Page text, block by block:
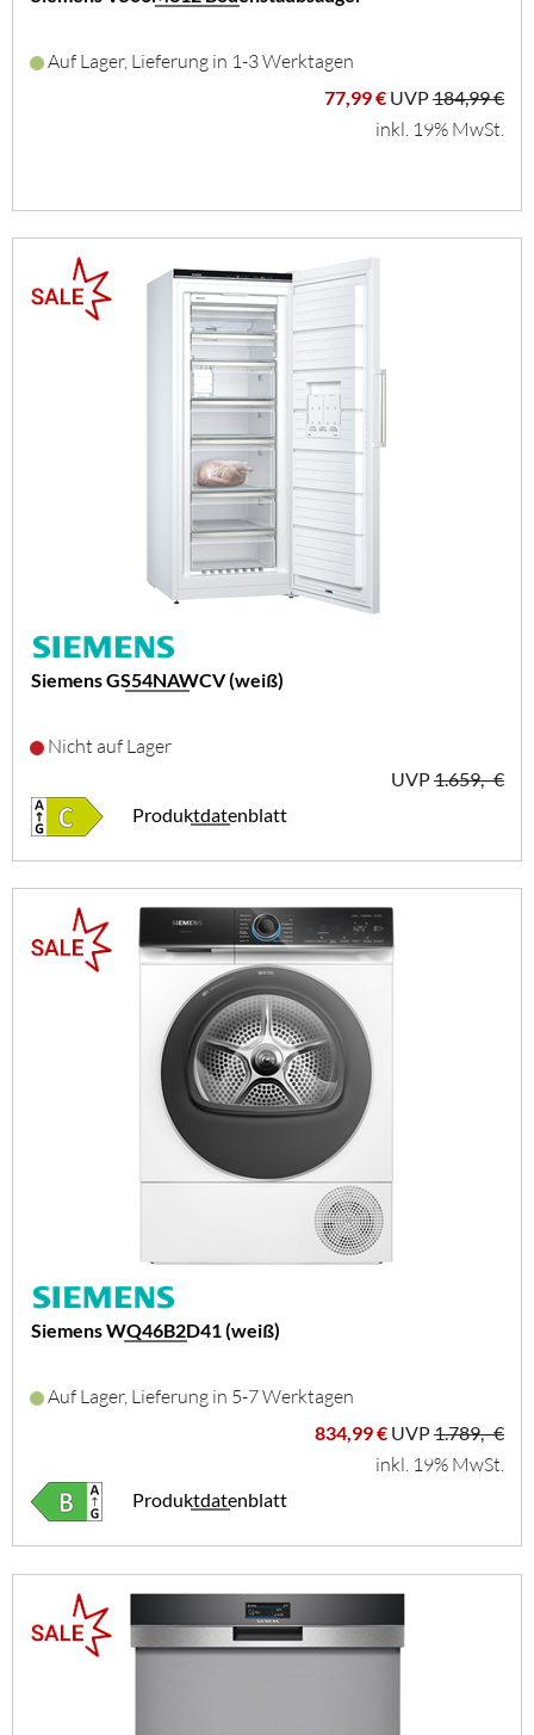
Auf Lager, Lieferung in 1-3 Werktagen
77,99 € UVP184,99 €
inkl. 19% MwSt.
Siemens GS54NAWCV (weiß)
Nicht auf Lager
UVP1.659,- €
Produktdatenblatt
Siemens WQ46B2D41 (weiß)
Auf Lager, Lieferung in 5-7 Werktagen
834,99 € UVP1.789,- €
inkl. 19% MwSt.
Produktdatenblatt